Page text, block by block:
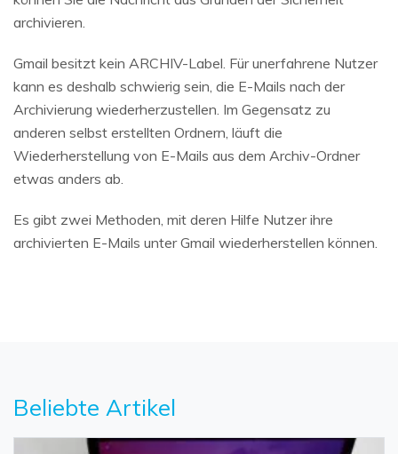
archivieren.
Gmail besitzt kein ARCHIV-Label. Für unerfahrene Nutzer
kann es deshalb schwierig sein, die E-Mails nach der
Archivierung wiederherzustellen. Im Gegensatz zu
anderen selbst erstellten Ordnern, läuft die
Wiederherstellung von E-Mails aus dem Archiv-Ordner
etwas anders ab.
Es gibt zwei Methoden, mit deren Hilfe Nutzer ihre
archivierten E-Mails unter Gmail wiederherstellen können.
Beliebte Artikel